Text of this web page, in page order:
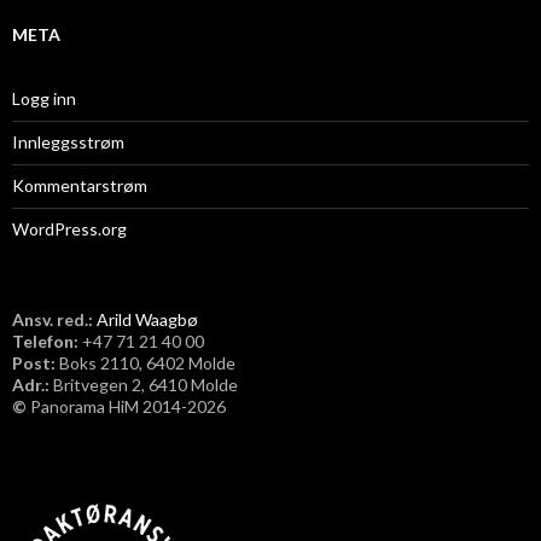
META
Logg inn
Innleggsstrøm
Kommentarstrøm
WordPress.org
Ansv. red.: Arild Waagbø
Telefon: ​+47 71 21 40 00
Post: Boks 2110, 6402 Molde
Adr.: Britvegen 2, 6410 Molde
© Panorama HiM 2014-2026